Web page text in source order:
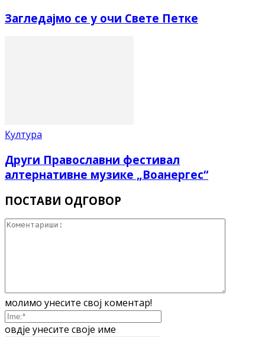
Загледајмо се у очи Свете Петке
Култура
Други Православни фестивал
алтернативне музике „Воанергес“
ПОСТАВИ ОДГОВОР
молимо унесите свој коментар!
овдје унесите своје име